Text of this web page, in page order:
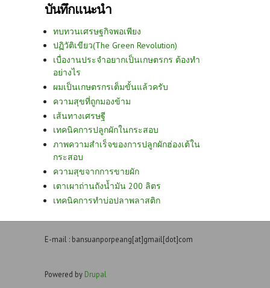
บันทึกแนะนำ
ทบทวนเศรษฐกิจพอเพียง
ปฏิวัติเขียว(The Green Revolution)
เบื่องานประจำอยากเป็นเกษตรกร ต้องทำ
อย่างไร
ผมเป็นเกษตรกรเต็มขั้นแล้วครับ
ความสุขที่ถูกมองข้าม
เส้นทางเศรษฐี
เทคนิคการปลูกผักในกระสอบ
ภาพความสำเร็จของการปลูกผักฮ่องเต้ใน
กระสอบ
ความสุขจากการขายผัก
เตาเผาถ่านถังน้ำมัน 200 ลิตร
เทคนิคการทำบ่อปลาพลาสติก
E-mail : bansuanporpeang[at]gmail[dot]com
Powered by Drupal